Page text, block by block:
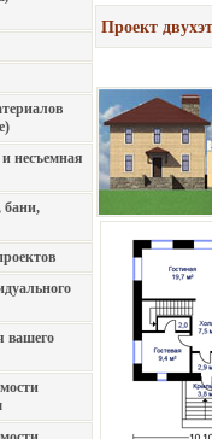
несъемная
бани,
вашего
Проект